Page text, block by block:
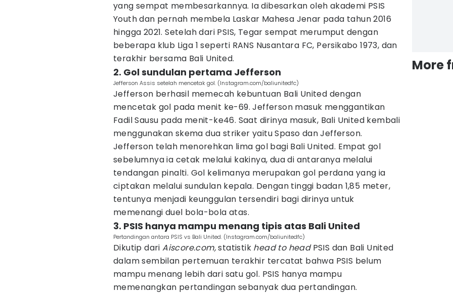
yang sempat membesarkannya. Ia dibesarkan oleh akademi PSIS
Youth dan pernah membela Laskar Mahesa Jenar pada tahun 2016
hingga 2021. Setelah dari PSIS, Tegar sempat merumput dengan
beberapa klub Liga 1 seperti RANS Nusantara FC, Persikabo 1973, dan
terakhir bersama Bali United.
2. Gol sundulan pertama Jefferson
Jefferson Assis setelah mencetak gol. (Instagram.com/baliunitedfc)
Jefferson berhasil memecah kebuntuan Bali United dengan
mencetak gol pada menit ke-69. Jefferson masuk menggantikan
Fadil Sausu pada menit-ke46. Saat dirinya masuk, Bali United kembali
menggunakan skema dua striker yaitu Spaso dan Jefferson.
Jefferson telah menorehkan lima gol bagi Bali United. Empat gol
sebelumnya ia cetak melalui kakinya, dua di antaranya melalui
tendangan pinalti. Gol kelimanya merupakan gol perdana yang ia
ciptakan melalui sundulan kepala. Dengan tinggi badan 1,85 meter,
tentunya menjadi keunggulan tersendiri bagi dirinya untuk
memenangi duel bola-bola atas.
3. PSIS hanya mampu menang tipis atas Bali United
Pertandingan antara PSIS vs Bali United. (Instagram.com/baliunitedfc)
Dikutip dariAiscore.com,statistik head to headPSIS dan Bali United
dalam sembilan pertemuan terakhir tercatat bahwa PSIS belum
mampu menang lebih dari satu gol. PSIS hanya mampu
memenangkan pertandingan sebanyak dua pertandingan.
More